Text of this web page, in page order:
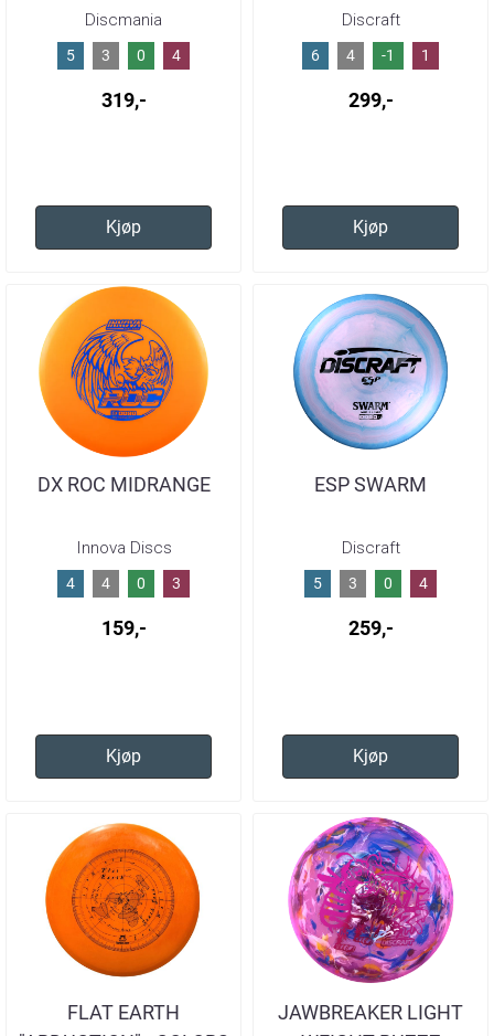
SERIES HORIZON C-
LINE MD5
Discmania
5 3 0 4
319,-
Kjøp
Discraft
6 4 -1 1
299,-
Kjøp
DX ROC MIDRANGE
Innova Discs
4 4 0 3
159,-
Kjøp
ESP SWARM
Discraft
5 3 0 4
259,-
Kjøp
FLAT EARTH
JAWBREAKER LIGHT